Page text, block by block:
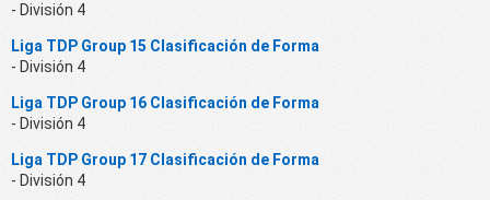
- División 4
Liga TDP Group 15 Clasificación de Forma
- División 4
Liga TDP Group 16 Clasificación de Forma
- División 4
Liga TDP Group 17 Clasificación de Forma
- División 4